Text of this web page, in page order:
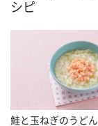
シピ
鮭と玉ねぎのうどん